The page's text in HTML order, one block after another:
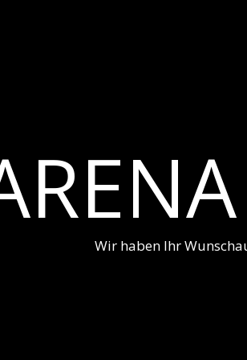
Wir haben Ihr